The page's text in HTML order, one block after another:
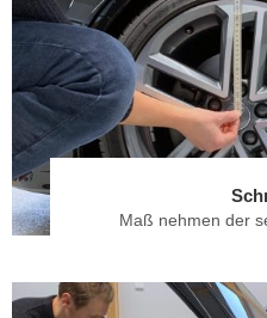
Maß nehmen der